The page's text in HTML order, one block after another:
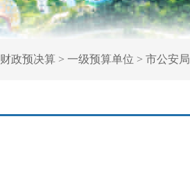
财政预决算> 一级预算单位 > 市公安局